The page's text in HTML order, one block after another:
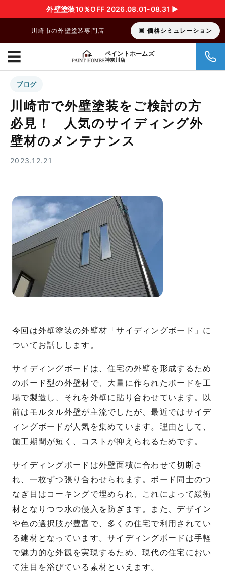
外壁塗装10％OFF 2026.08.01-08.31 ▶︎
川崎市の外壁塗装専門店 価格シミュレーション
ペイントホームズ
神奈川店
☰
ブログ
川崎市で外壁塗装をご検討の方
必見！ 人気のサイディング外
壁材のメンテナンス
2023.12.21
今回は外壁塗装の外壁材「サイディングボード」に
ついてお話しします。
サイディングボードは、住宅の外壁を形成するため
のボード型の外壁材で、大量に作られたボードを工
場で製造し、それを外壁に貼り合わせています。以
前はモルタル外壁が主流でしたが、最近ではサイデ
ィングボードが人気を集めています。理由として、
施工期間が短く、コストが抑えられるためです。
サイディングボードは外壁面積に合わせて切断さ
れ、一枚ずつ張り合わせられます。ボード同士のつ
なぎ目はコーキングで埋められ、これによって緩衝
材となりつつ水の侵入を防ぎます。また、デザイン
や色の選択肢が豊富で、多くの住宅で利用されてい
る建材となっています。サイディングボードは手軽
で魅力的な外観を実現するため、現代の住宅におい
て注目を浴びている素材といえます。